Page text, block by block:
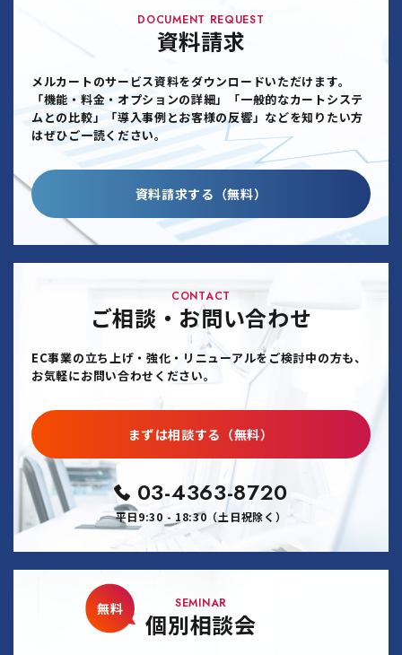
DOCUMENT REQUEST
資料請求
メルカートのサービス資料をダウンロードいただけます。
「機能・料金・オプションの詳細」「一般的なカートシステ
ムとの比較」「導入事例とお客様の反響」などを知りたい方
はぜひご一読ください。
資料請求する（無料）
CONTACT
ご相談・お問い合わせ
EC事業の立ち上げ・強化・リニューアルをご検討中の方も、
お気軽にお問い合わせください。
まずは相談する（無料）
03-4363-8720
平日9:30 - 18:30（土日祝除く）
SEMINAR
個別相談会
無料